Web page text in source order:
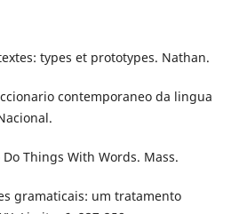
types et prototypes. Nathan.
contemporaneo da lingua
Things With Words. Mass.
gramaticais: um tratamento